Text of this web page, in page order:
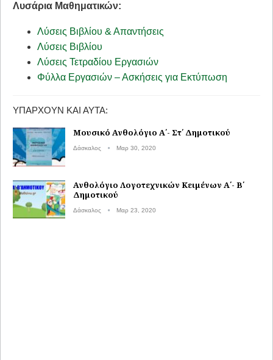
Λυσάρια Μαθηματικών:
Λύσεις Βιβλίου & Απαντήσεις
Λύσεις Βιβλίου
Λύσεις Τετραδίου Εργασιών
Φύλλα Εργασιών – Ασκήσεις για Εκτύπωση
ΥΠΆΡΧΟΥΝ ΚΑΙ ΑΥΤΆ:
Μουσικό Ανθολόγιο Α΄- Στ΄ Δημοτικού
Δάσκαλος Μαρ 30, 2020
Ανθολόγιο Λογοτεχνικών Κειμένων Α΄- Β΄
Δημοτικού
Δάσκαλος Μαρ 23, 2020